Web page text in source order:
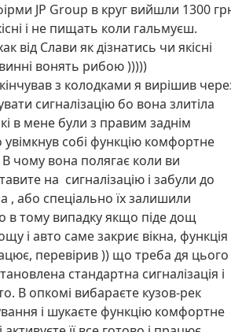
JP Group в круг вийшли 1300
і не пищать коли гальмуєш.
від Слави як дізнатись чи якісні
вонять рибою )))))
з колодками я вирішив
сигналізацію бо вона злитіла
в мене були з правим заднім
собі функцію комфортне
чому вона полягає коли ви
на сигналізацію і забули до
, або спеціально їх залишили
в тому випадку якщо піде дощ
і авто саме закриє вікна, функція
перевірив )) що треба дя
стандартна сигналізація і
В опкомі вибараєте кузов-рек
і шукаєте функцію комфортне